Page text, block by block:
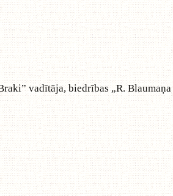
vadītāja, biedrības „R.